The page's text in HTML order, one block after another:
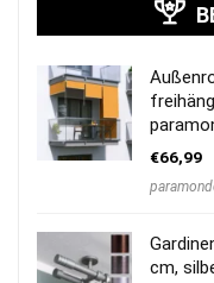
€66,99
cm,